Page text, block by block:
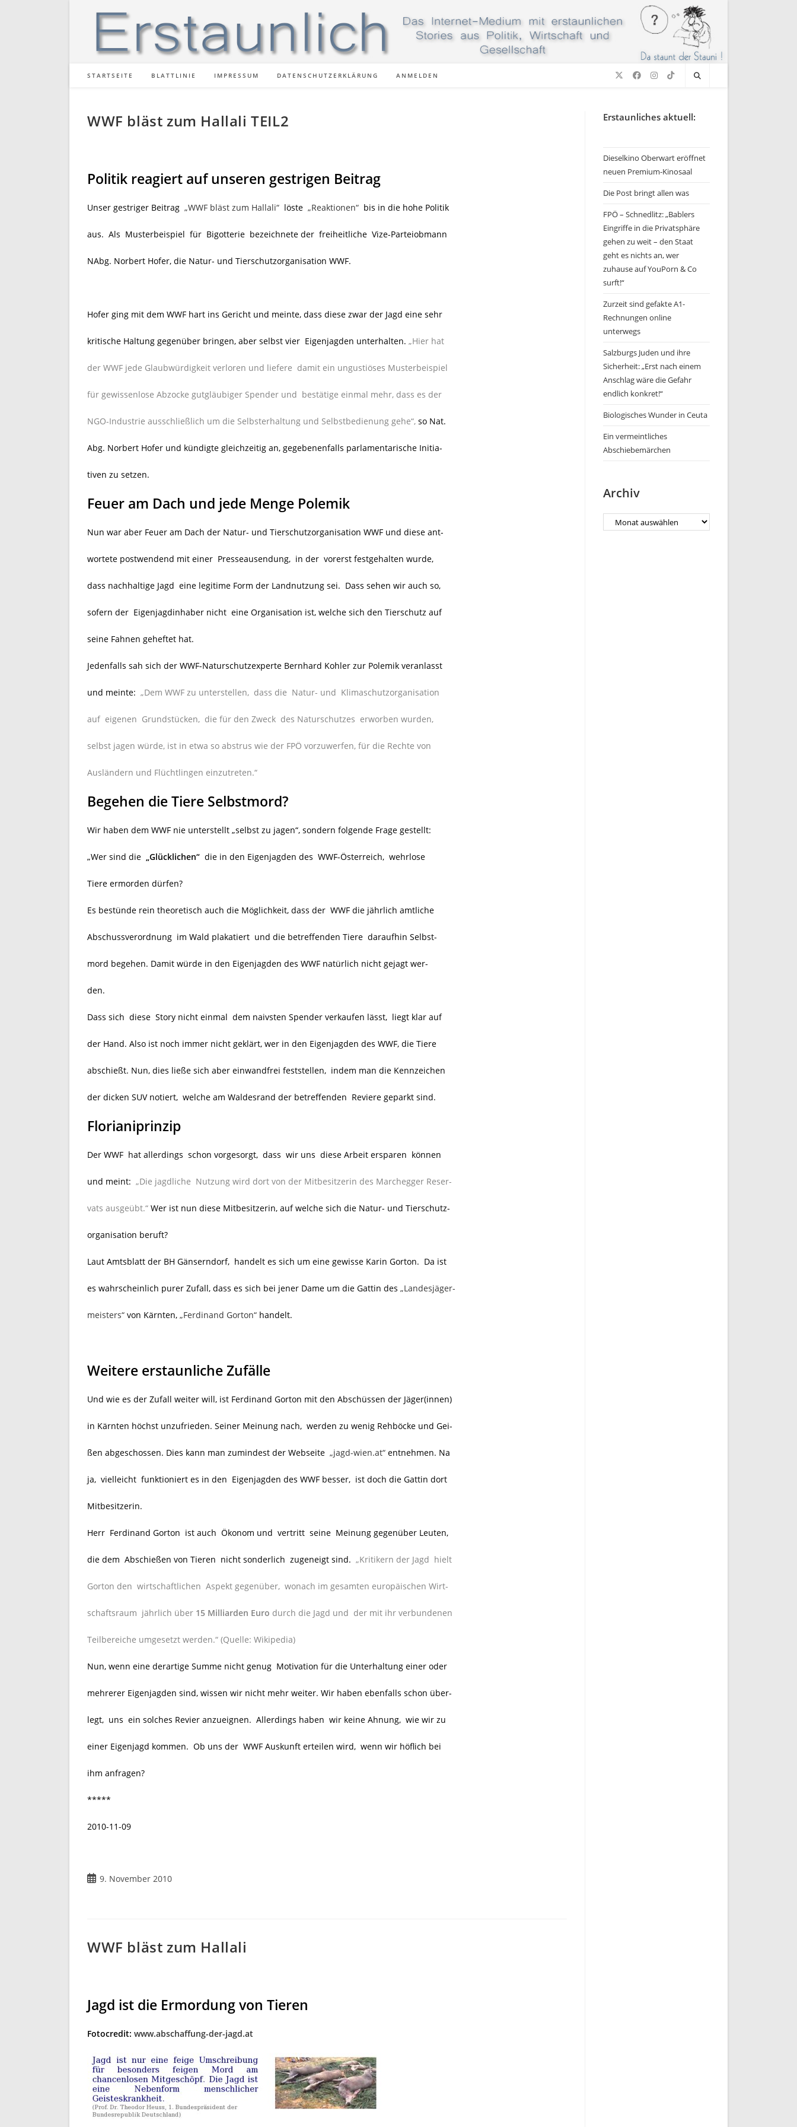
STARTSEITE BLATTLINIE IMPRESSUM DATENSCHUTZERKLÄRUNG ANMELDEN
WWF bläst zum Hallali TEIL2
Politik reagiert auf unseren gestrigen Beitrag
Unser gestriger Beitrag „WWF bläst zum Hallali“ löste „Reaktionen“ bis in die hohe Politik
aus. Als Musterbeispiel für Bigotterie bezeichnete der freiheitliche Vize-Parteiobmann
NAbg. Norbert Hofer, die Natur- und Tierschutzorganisation WWF.
Hofer ging mit dem WWF hart ins Gericht und meinte, dass diese zwar der Jagd eine sehr
kritische Haltung gegenüber bringen, aber selbst vier Eigenjagden unterhalten. „Hier hat
der WWF jede Glaubwürdigkeit verloren und liefere damit ein ungustiöses Musterbeispiel
für gewissenlose Abzocke gutgläubiger Spender und bestätige einmal mehr, dass es der
NGO-Industrie ausschließlich um die Selbsterhaltung und Selbstbedienung gehe“, so Nat.
Abg. Norbert Hofer und kündigte gleichzeitig an, gegebenenfalls parlamentarische Initia-
tiven zu setzen.
Feuer am Dach und jede Menge Polemik
Nun war aber Feuer am Dach der Natur- und Tierschutzorganisation WWF und diese ant-
wortete postwendend mit einer Presseausendung, in der vorerst festgehalten wurde,
dass nachhaltige Jagd eine legitime Form der Landnutzung sei. Dass sehen wir auch so,
sofern der Eigenjagdinhaber nicht eine Organisation ist, welche sich den Tierschutz auf
seine Fahnen geheftet hat.
Jedenfalls sah sich der WWF-Naturschutzexperte Bernhard Kohler zur Polemik veranlasst
und meinte: „Dem WWF zu unterstellen, dass die Natur- und Klimaschutzorganisation
auf eigenen Grundstücken, die für den Zweck des Naturschutzes erworben wurden,
selbst jagen würde, ist in etwa so abstrus wie der FPÖ vorzuwerfen, für die Rechte von
Ausländern und Flüchtlingen einzutreten.“
Begehen die Tiere Selbstmord?
Wir haben dem WWF nie unterstellt „selbst zu jagen“, sondern folgende Frage gestellt:
„Wer sind die „Glücklichen“ die in den Eigenjagden des WWF-Österreich, wehrlose
Tiere ermorden dürfen?
Es bestünde rein theoretisch auch die Möglichkeit, dass der WWF die jährlich amtliche
Abschussverordnung im Wald plakatiert und die betreffenden Tiere daraufhin Selbst-
mord begehen. Damit würde in den Eigenjagden des WWF natürlich nicht gejagt wer-
den.
Dass sich diese Story nicht einmal dem naivsten Spender verkaufen lässt, liegt klar auf
der Hand. Also ist noch immer nicht geklärt, wer in den Eigenjagden des WWF, die Tiere
abschießt. Nun, dies ließe sich aber einwandfrei feststellen, indem man die Kennzeichen
der dicken SUV notiert, welche am Waldesrand der betreffenden Reviere geparkt sind.
Florianiprinzip
Der WWF hat allerdings schon vorgesorgt, dass wir uns diese Arbeit ersparen können
und meint: „Die jagdliche Nutzung wird dort von der Mitbesitzerin des Marchegger Reser-
vats ausgeübt.“ Wer ist nun diese Mitbesitzerin, auf welche sich die Natur- und Tierschutz-
organisation beruft?
Laut Amtsblatt der BH Gänserndorf, handelt es sich um eine gewisse Karin Gorton. Da ist
es wahrscheinlich purer Zufall, dass es sich bei jener Dame um die Gattin des „Landesjäger-
meisters“ von Kärnten, „Ferdinand Gorton“ handelt.
Weitere erstaunliche Zufälle
Und wie es der Zufall weiter will, ist Ferdinand Gorton mit den Abschüssen der Jäger(innen)
in Kärnten höchst unzufrieden. Seiner Meinung nach, werden zu wenig Rehböcke und Gei-
ßen abgeschossen. Dies kann man zumindest der Webseite „jagd-wien.at“ entnehmen. Na
ja, vielleicht funktioniert es in den Eigenjagden des WWF besser, ist doch die Gattin dort
Mitbesitzerin.
Herr Ferdinand Gorton ist auch Ökonom und vertritt seine Meinung gegenüber Leuten,
die dem Abschießen von Tieren nicht sonderlich zugeneigt sind. „Kritikern der Jagd hielt
Gorton den wirtschaftlichen Aspekt gegenüber, wonach im gesamten europäischen Wirt-
schaftsraum jährlich über 15 Milliarden Euro durch die Jagd und der mit ihr verbundenen
Teilbereiche umgesetzt werden.“ (Quelle: Wikipedia)
Nun, wenn eine derartige Summe nicht genug Motivation für die Unterhaltung einer oder
mehrerer Eigenjagden sind, wissen wir nicht mehr weiter. Wir haben ebenfalls schon über-
legt, uns ein solches Revier anzueignen. Allerdings haben wir keine Ahnung, wie wir zu
einer Eigenjagd kommen. Ob uns der WWF Auskunft erteilen wird, wenn wir höflich bei
ihm anfragen?
*****
2010-11-09
Beitrag
9. November 2010
WWF bläst zum Hallali
Jagd ist die Ermordung von Tieren
Fotocredit: www.abschaffung-der-jagd.at
Erstaunliches aktuell:
Dieselkino Oberwart eröffnet
neuen Premium-Kinosaal
Die Post bringt allen was
FPÖ – Schnedlitz: „Bablers
Eingriffe in die Privatsphäre
gehen zu weit – den Staat
geht es nichts an, wer
zuhause auf YouPorn & Co
surft!“
Zurzeit sind gefakte A1-
Rechnungen online
unterwegs
Salzburgs Juden und ihre
Sicherheit: „Erst nach einem
Anschlag wäre die Gefahr
endlich konkret!“
Biologisches Wunder in Ceuta
Ein vermeintliches
Abschiebemärchen
Archiv
Archiv